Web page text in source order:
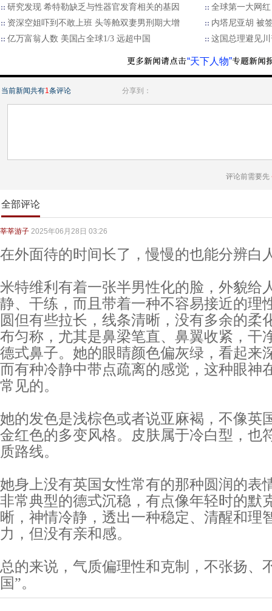
研究发现 希特勒缺乏与性器官发育相关的基因
全球第一大网
资深空姐吓到不敢上班 头等舱双妻男刑期大增
内塔尼亚胡 被
亿万富翁人数 美国占全球1/3 远超中国
这国总理避见
“天下人物”
当前新闻共有1条评论 分享到：
评论前需要先
全部评论
莘莘游子 2025年06月28日 03:26
在外面待的时间长了，慢慢的也能分辨白
米特维利有着一张半男性化的脸，外貌给
静、干练，而且带着一种不容易接近的理
圆但有些拉长，线条清晰，没有多余的柔
布匀称，尤其是鼻梁笔直、鼻翼收紧，干
德式鼻子。她的眼睛颜色偏灰绿，看起来
而有种冷静中带点疏离的感觉，这种眼神
常见的。
她的发色是浅棕色或者说亚麻褐，不像英
金红色的多变风格。皮肤属于冷白型，也
质路线。
她身上没有英国女性常有的那种圆润的表
非常典型的德式沉稳，有点像年轻时的默
晰，神情冷静，透出一种稳定、清醒和理
力，但没有亲和感。
总的来说，气质偏理性和克制，不张扬、
国”。